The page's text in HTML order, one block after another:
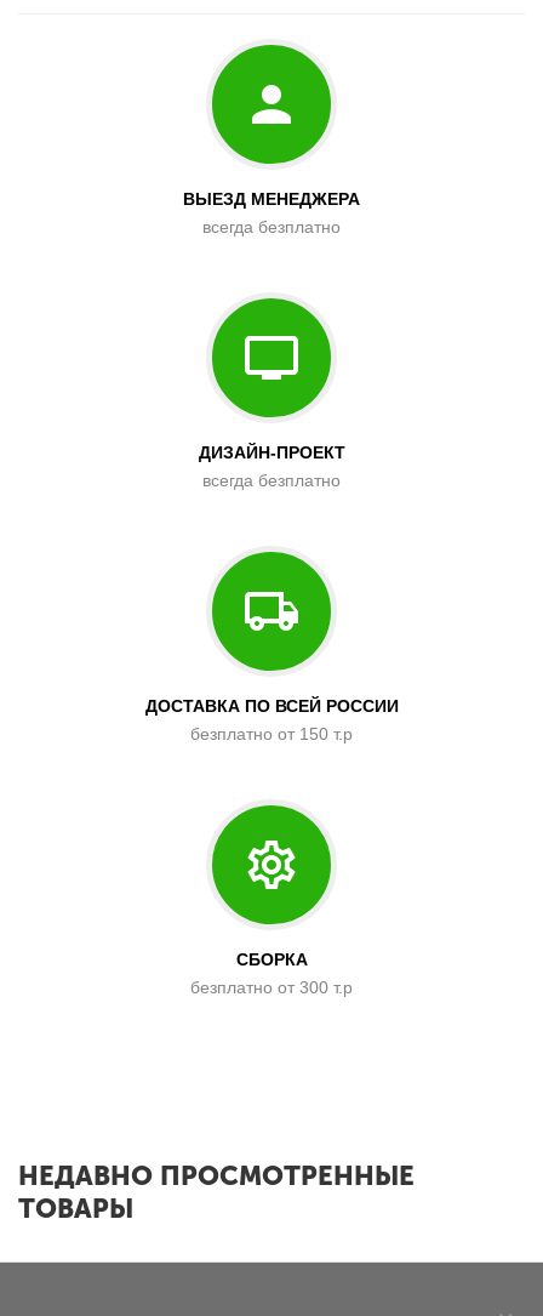
ВЫЕЗД МЕНЕДЖЕРА
всегда безплатно
ДИЗАЙН-ПРОЕКТ
всегда безплатно
ДОСТАВКА ПО ВСЕЙ РОССИИ
безплатно от 150 т.р
СБОРКА
безплатно от 300 т.р
НЕДАВНО ПРОСМОТРЕННЫЕ
ТОВАРЫ